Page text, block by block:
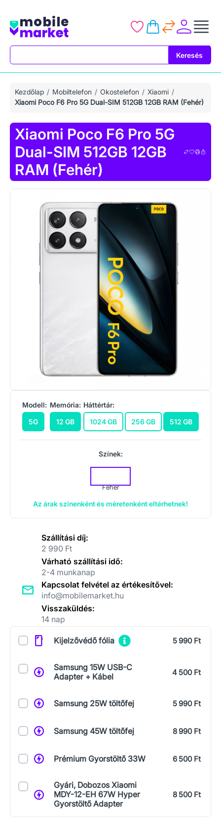
Keresés
Kezdőlap Mobiltelefon Okostelefon
Xiaomi
Xiaomi Poco F6 Pro 5G Dual-SIM 512GB 12GB RAM (Fehér)
Xiaomi Poco F6 Pro 5G
Dual-SIM 512GB 12GB
RAM (Fehér)
Modell:
5G
Memória:
12 GB
Háttértár:
1024 GB
256 GB 512 GB
Színek:
Fehér
Az árak színenként és méretenként eltérhetnek!
Szállítási díj:
2 990 Ft
Várható szállítási idő:
2-4 munkanap
Kapcsolat felvétel az értékesítővel:
info@mobilemarket.hu
Visszaküldés:
14 nap
KiegészítőkKijelzővédő fólia 5 990 Ft
Samsung 15W USB-C
Adapter + Kábel
4 500 Ft
Samsung 25W töltőfej 5 990 Ft
Samsung 45W töltőfej 8 990 Ft
Prémium Gyorstöltő 33W 6 500 Ft
Gyári, Dobozos Xiaomi
MDY-12-EH 67W Hyper
Gyorstöltő Adapter
8 500 Ft